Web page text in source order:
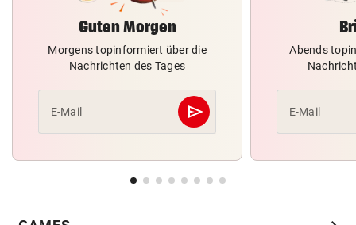
Guten Morgen
Morgens topinformiert über die
Nachrichten des Tages
E-Mail send
Abschicken
Abends
E-Mail